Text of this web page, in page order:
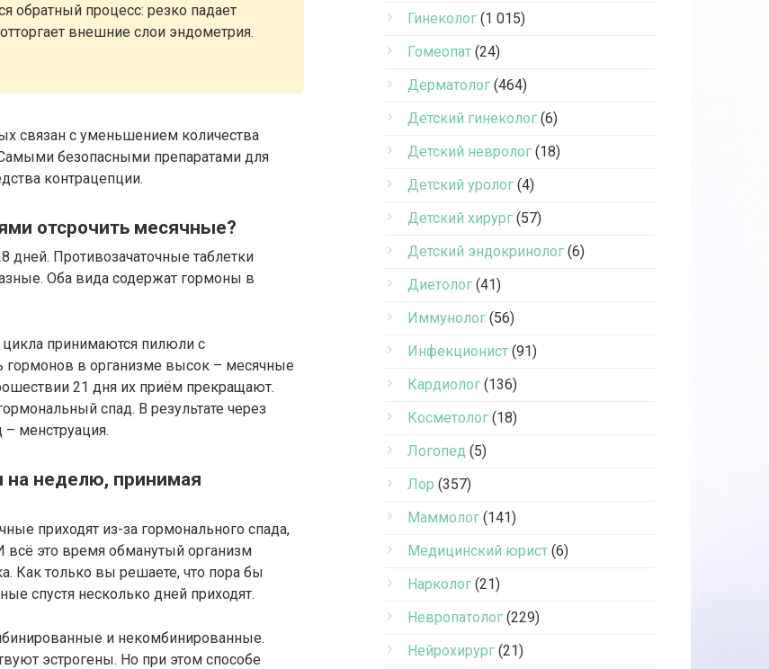
обратный процесс: резко падает
внешние слои эндометрия.
связан с уменьшением количества
безопасными препаратами для
контрацепции.
отсрочить месячные?
дней. Противозачаточные таблетки
Оба вида содержат гормоны в
принимаются пилюли с
в организме высок – месячные
21 дня их приём прекращают.
спад. В результате через
– менструация.
на неделю, принимая
приходят из-за гормонального спада,
всё это время обманутый организм
Как только вы решаете, что пора бы
спустя несколько дней приходят.
и некомбинированные.
эстрогены. Но при этом способе
Гинеколог (1 015)
Гомеопат (24)
Дерматолог (464)
Детский гинеколог (6)
Детский невролог (18)
Детский уролог (4)
Детский хирург (57)
Детский эндокринолог (6)
Диетолог (41)
Иммунолог (56)
Инфекционист (91)
Кардиолог (136)
Косметолог (18)
Логопед (5)
Лор (357)
Маммолог (141)
Медицинский юрист (6)
Нарколог (21)
Невропатолог (229)
Нейрохирург (21)